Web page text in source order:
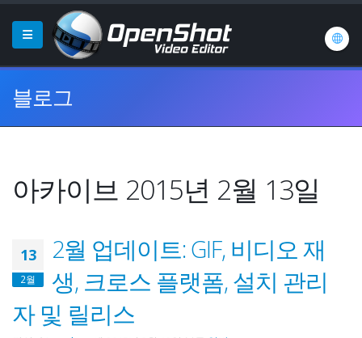
블로그
아카이브 2015년 2월 13일
13
2월
2월 업데이트: GIF, 비디오 재
생, 크로스 플랫폼, 설치 관리
자 및 릴리스